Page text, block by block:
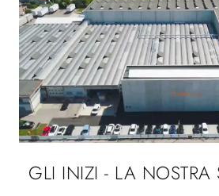
GLI INIZI - LA NOSTRA